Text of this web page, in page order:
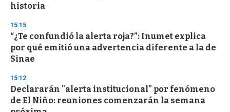
historia
15:15
“¿Te confundió la alerta roja?”: Inumet explica
por qué emitió una advertencia diferente a la de
Sinae
15:12
Declararán "alerta institucional" por fenómeno
de El Niño: reuniones comenzarán la semana